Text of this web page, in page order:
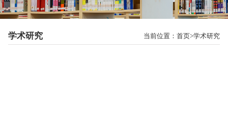
学术研究 当前位置：首页 学术研究